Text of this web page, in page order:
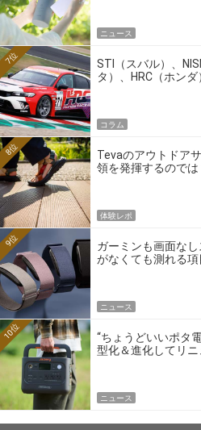
ニュース
STI（スバル）、
タ）、HRC（ホン
7位
コラム
Tevaのアウトドア
領を発揮するのでは
8位
体験レポ
ガーミンも画面な
がなくても測れる項
9位
ニュース
“ちょうどいいポタ
型化＆進化してリ
10位
ニュース